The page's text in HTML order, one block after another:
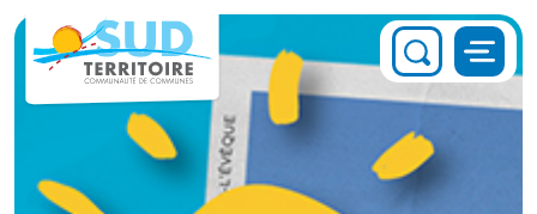
Panneau de gestion des cookies